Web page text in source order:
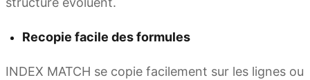
Recopie facile des formules
INDEX MATCH se copie facilement sur les lignes ou